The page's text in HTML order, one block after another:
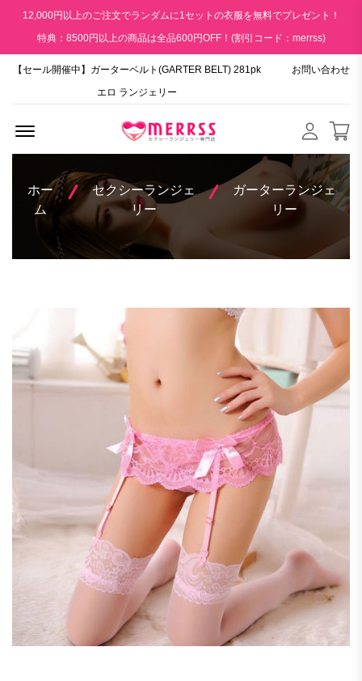
12,000円以上のご注文でランダムに1セットの衣服を無料でプレゼント！
特典：8500円以上の商品は全品600円OFF！(割引コード：merrss)
【セール開催中】ガーターベルト(GARTER BELT) 281pk
エロ ランジェリー
お問い合わせ
ホー
ム
セクシーランジェ
リー
ガーターランジェ
リー